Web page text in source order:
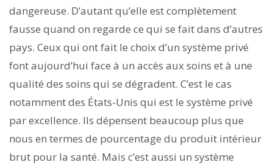
dangereuse. D’autant qu’elle est complètement
fausse quand on regarde ce qui se fait dans d’autres
pays. Ceux qui ont fait le choix d’un système privé
font aujourd’hui face à un accès aux soins et à une
qualité des soins qui se dégradent. C’est le cas
notamment des États-Unis qui est le système privé
par excellence. Ils dépensent beaucoup plus que
nous en termes de pourcentage du produit intérieur
brut pour la santé. Mais c’est aussi un système